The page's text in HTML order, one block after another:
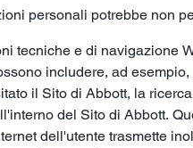
personali potrebbe non
tecniche e di navigazione
includere, ad
il Sito di Abbott, la
del Sito di Abbott.
dell'utente trasmette